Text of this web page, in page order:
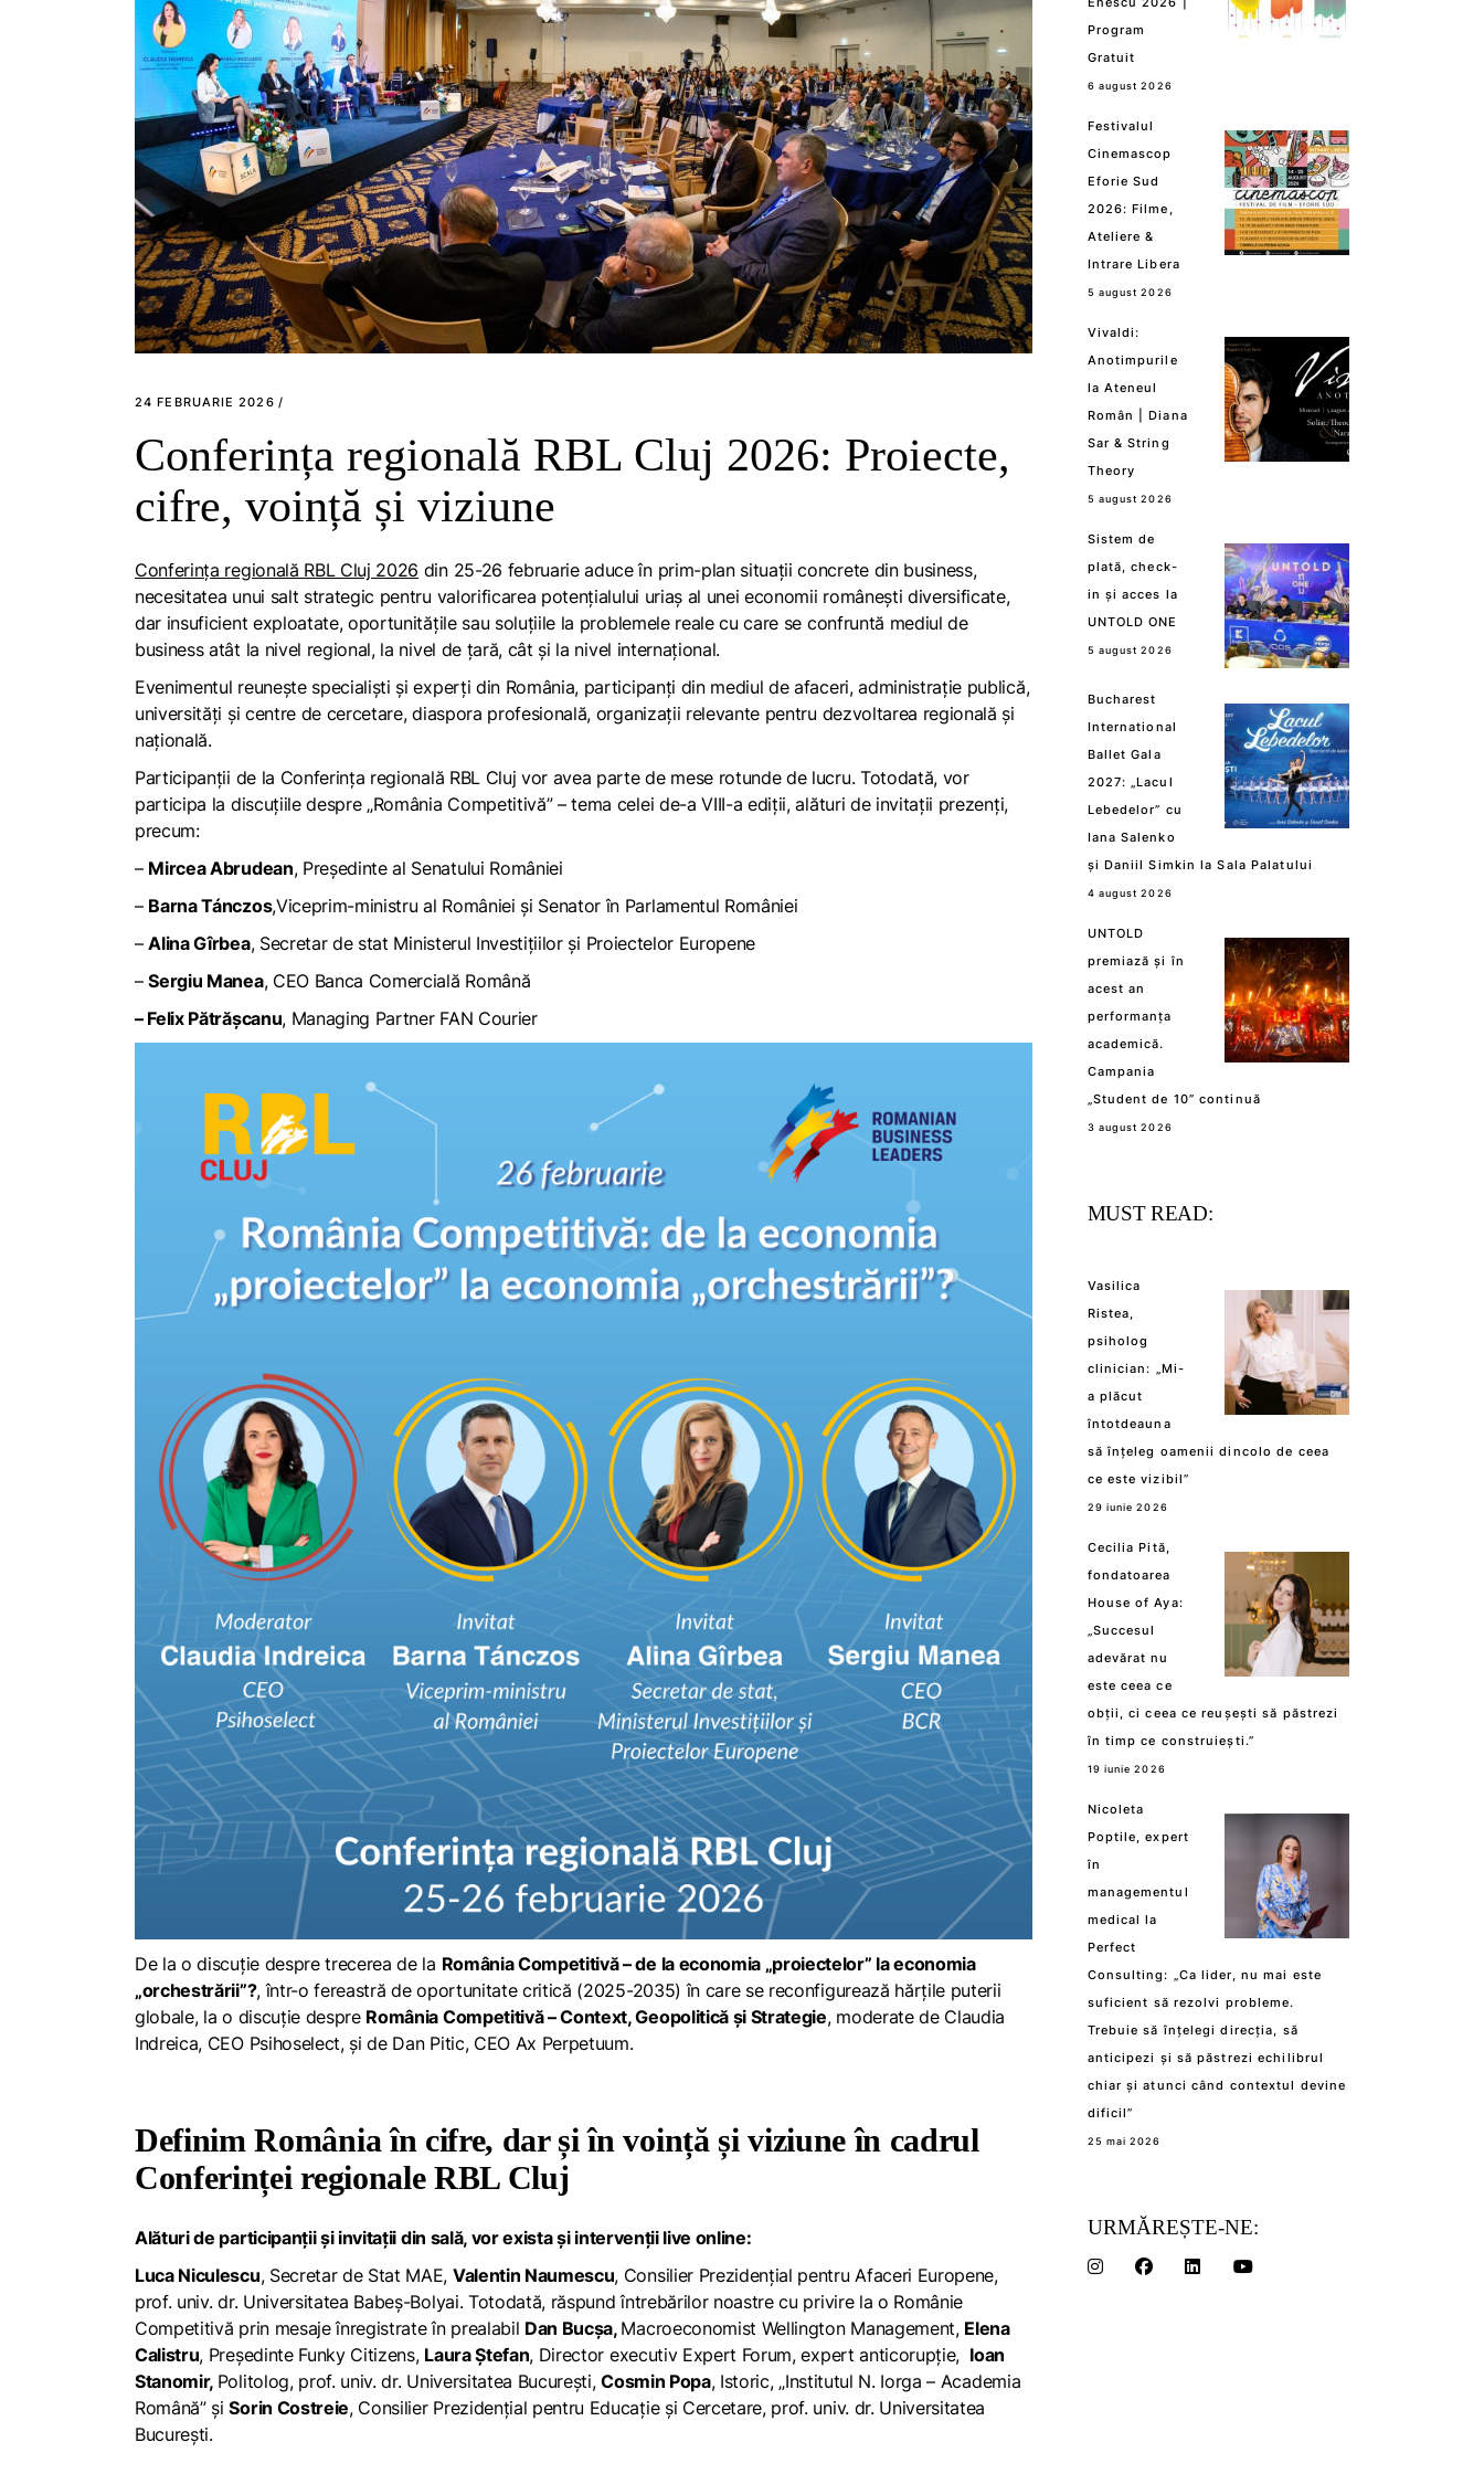
24 FEBRUARIE 2026
Conferința regională RBL Cluj 2026: Proiecte,
cifre, voință și viziune
Conferința regională RBL Cluj 2026 din 25-26 februarie aduce în prim-plan situații concrete din business,
necesitatea unui salt strategic pentru valorificarea potențialului uriaș al unei economii românești diversificate,
dar insuficient exploatate, oportunitățile sau soluțiile la problemele reale cu care se confruntă mediul de
business atât la nivel regional, la nivel de țară, cât și la nivel internațional.
Evenimentul reunește specialiști și experți din România, participanți din mediul de afaceri, administrație publică,
universități și centre de cercetare, diaspora profesională, organizații relevante pentru dezvoltarea regională și
națională.
Participanții de la Conferința regională RBL Cluj vor avea parte de mese rotunde de lucru. Totodată, vor
participa la discuțiile despre „România Competitivă” – tema celei de-a VIII-a ediții, alături de invitații prezenți,
precum:
– Mircea Abrudean, Președinte al Senatului României
– Barna Tánczos,Viceprim-ministru al României și Senator în Parlamentul României
–Alina Gîrbea, Secretar de stat Ministerul Investițiilor și Proiectelor Europene
–Sergiu Manea, CEO Banca Comercială Română
– Felix Pătrășcanu, Managing Partner FAN Courier
De la o discuție despre trecerea de la România Competitivă – de la economia „proiectelor” la economia
„orchestrării”?, într-o fereastră de oportunitate critică (2025-2035) în care se reconfigurează hărțile puterii
globale, la o discuție despre România Competitivă – Context, Geopolitică și Strategie, moderate de Claudia
Indreica, CEO Psihoselect, și de Dan Pitic, CEO Ax Perpetuum.
Definim România în cifre, dar și în voință și viziune în cadrul
Conferinței regionale RBL Cluj
Alături de participanții și invitații din sală, vor exista și intervenții live online:
Luca Niculescu, Secretar de Stat MAE, Valentin Naumescu, Consilier Prezidențial pentru Afaceri Europene,
prof. univ. dr. Universitatea Babeș-Bolyai. Totodată, răspund întrebărilor noastre cu privire la o Românie
Competitivă prin mesaje înregistrate în prealabil Dan Bucșa, Macroeconomist Wellington Management, Elena
Calistru, Președinte Funky Citizens, Laura Ștefan, Director executiv Expert Forum, expert anticorupție, Ioan
Stanomir, Politolog, prof. univ. dr. Universitatea București,Cosmin Popa, Istoric, „Institutul N. Iorga – Academia
Română” șiSorin Costreie, Consilier Prezidențial pentru Educație și Cercetare, prof. univ. dr. Universitatea
București.
Program
Gratuit
6 august 2026
Festivalul
Cinemascop
Eforie Sud
2026: Filme,
Ateliere &
Intrare Libera
5 august 2026
Vivaldi:
Anotimpurile
la Ateneul
Român | Diana
Sar & String
Theory
5 august 2026
Sistem de
plată, check-
in și acces la
UNTOLD ONE
5 august 2026
Bucharest
International
Ballet Gala
2027: „Lacul
Lebedelor” cu
Iana Salenko
și Daniil Simkin la Sala Palatului
4 august 2026
UNTOLD
premiază și în
acest an
performanța
academică.
Campania
„Student de 10” continuă
3 august 2026
MUST READ:
Vasilica
Ristea,
psiholog
clinician: „Mi-
a plăcut
întotdeauna
să înțeleg oamenii dincolo de ceea
ce este vizibil”
29 iunie 2026
Cecilia Pită,
fondatoarea
House of Aya:
„Succesul
adevărat nu
este ceea ce
obții, ci ceea ce reușești să păstrezi
în timp ce construiești.”
19 iunie 2026
Nicoleta
Poptile, expert
în
managementul
medical la
Perfect
Consulting: „Ca lider, nu mai este
suficient să rezolvi probleme.
Trebuie să înțelegi direcția, să
anticipezi și să păstrezi echilibrul
chiar și atunci când contextul devine
dificil”
25 mai 2026
URMĂREȘTE-NE: